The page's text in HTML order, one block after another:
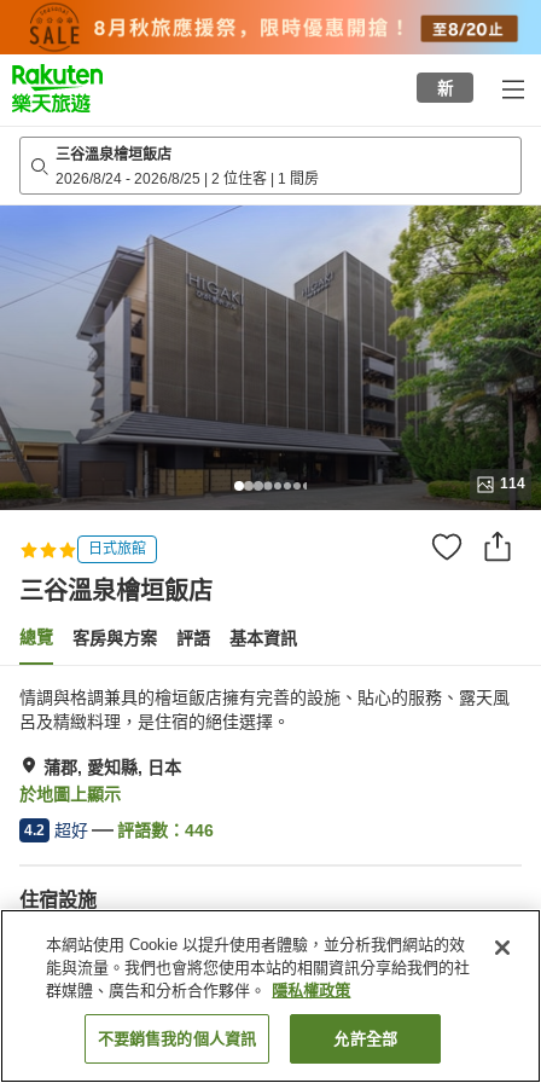
top
page
新
三谷溫泉檜垣飯店
2026/8/24 - 2026/8/25 | 2 位住客 | 1 間房
114
日式旅館
三谷溫泉檜垣飯店
總覽 客房與方案 評語 基本資訊
情調與格調兼具的檜垣飯店擁有完善的設施、貼心的服務、露天風
呂及精緻料理，是住宿的絕佳選擇。
蒲郡, 愛知縣, 日本
於地圖上顯示
4.2 超好 評語數： 446
住宿設施
無線網路
三溫暖
Spa／美容沙龍
健身房
找客房
本網站使用 Cookie 以提升使用者體驗，並分析我們網站的效
能與流量。我們也會將您使用本站的相關資訊分享給我們的社
群媒體、廣告和分析合作夥伴。
隱私權政策
不要銷售我的個人資訊 允許全部